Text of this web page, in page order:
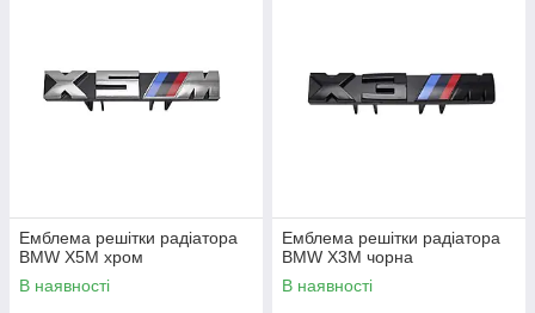
Емблема решітки радіатора
BMW X5M хром
В наявності
Емблема решітки радіатора
BMW X3M чорна
В наявності